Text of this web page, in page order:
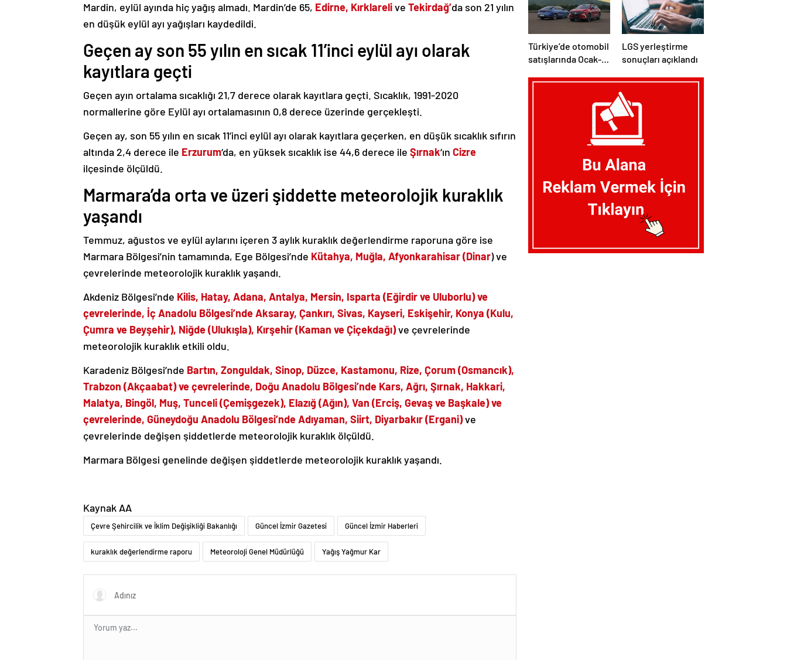
Mardin, eylül ayında hiç yağış almadı. Mardin’de 65, Edirne, Kırklarelive Tekirdağ’da son 21 yılın
en düşük eylül ayı yağışları kaydedildi.
Geçen ay son 55 yılın en sıcak 11’inci eylül ayı olarak
kayıtlara geçti
Geçen ayın ortalama sıcaklığı 21,7 derece olarak kayıtlara geçti. Sıcaklık, 1991-2020
normallerine göre Eylül ayı ortalamasının 0,8 derece üzerinde gerçekleşti.
Geçen ay, son 55 yılın en sıcak 11’inci eylül ayı olarak kayıtlara geçerken, en düşük sıcaklık sıfırın
altında 2,4 derece ile Erzurum‘da, en yüksek sıcaklık ise 44,6 derece ile Şırnak‘ın Cizre
ilçesinde ölçüldü.
Marmara’da orta ve üzeri şiddette meteorolojik kuraklık
yaşandı
Temmuz, ağustos ve eylül aylarını içeren 3 aylık kuraklık değerlendirme raporuna göre ise
Marmara Bölgesi’nin tamamında, Ege Bölgesi’nde Kütahya, Muğla, Afyonkarahisar (Dinar) ve
çevrelerinde meteorolojik kuraklık yaşandı.
Akdeniz Bölgesi’nde Kilis, Hatay, Adana, Antalya, Mersin, Isparta (Eğirdir ve Uluborlu) ve
çevrelerinde, İç Anadolu Bölgesi’nde Aksaray, Çankırı, Sivas, Kayseri, Eskişehir, Konya (Kulu,
Çumra ve Beyşehir), Niğde (Ulukışla), Kırşehir (Kaman ve Çiçekdağı)ve çevrelerinde
meteorolojik kuraklık etkili oldu.
Karadeniz Bölgesi’nde Bartın, Zonguldak, Sinop, Düzce, Kastamonu, Rize, Çorum (Osmancık),
Trabzon (Akçaabat) ve çevrelerinde, Doğu Anadolu Bölgesi’nde Kars, Ağrı, Şırnak, Hakkari,
Malatya, Bingöl, Muş, Tunceli (Çemişgezek), Elazığ (Ağın), Van (Erciş, Gevaş ve Başkale) ve
çevrelerinde, Güneydoğu Anadolu Bölgesi’nde Adıyaman, Siirt, Diyarbakır (Ergani)ve
çevrelerinde değişen şiddetlerde meteorolojik kuraklık ölçüldü.
Marmara Bölgesi genelinde değişen şiddetlerde meteorolojik kuraklık yaşandı.
Kaynak AA
Çevre Şehircilik ve İklim Değişikliği Bakanlığı Güncel İzmir Gazetesi Güncel İzmir Haberleri
kuraklık değerlendirme raporu Meteoroloji Genel Müdürlüğü Yağış Yağmur Kar
Türkiye’de otomobil
satışlarında Ocak-
döneminde
LGS yerleştirme
sonuçları açıklandı